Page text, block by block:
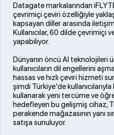
Datagate markalarından
çevrimiçi çeviri özelliğiyle
kapsayan diller arasında
Kullanıcılar, 60 dilde çevrimiçi
yapabiliyor.
Dünyanın öncü AI teknolojileri
kullanıcıların dil engellerini
hassas ve hızlı çeviri hizmeti
şimdi Türkiye'de
kullanarak yeni tercüme ve
hedefleyen bu gelişmiş cihaz,
perakende mağazasının yanı
satışa sunuluyor.